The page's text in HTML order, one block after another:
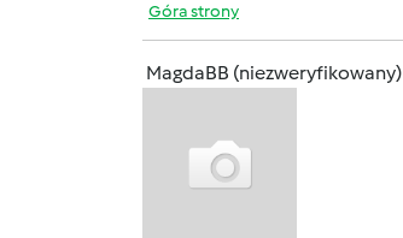
Góra strony
MagdaBB (niezweryfikowany)